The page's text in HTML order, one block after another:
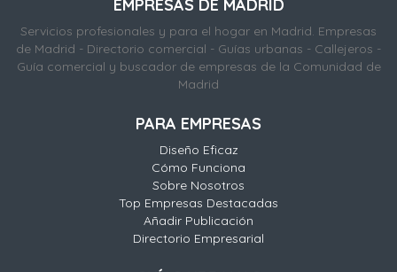
EMPRESAS DE MADRID
Servicios profesionales y para el hogar en Madrid. Empresas
de Madrid - Directorio comercial - Guías urbanas - Callejeros -
Guía comercial y buscador de empresas de la Comunidad de
Madrid
PARA EMPRESAS
Diseño Eficaz
Cómo Funciona
Sobre Nosotros
Top Empresas Destacadas
Añadir Publicación
Directorio Empresarial